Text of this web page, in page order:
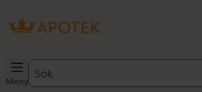
Meny
Sök